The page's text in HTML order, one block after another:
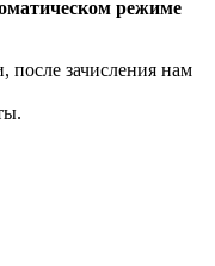
режиме
после зачисления нам